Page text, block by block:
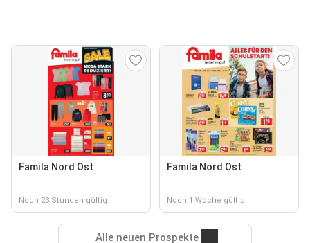
Famila Nord Ost
Noch 23 Stunden gültig
Famila Nord Ost
Noch 1 Woche gültig
Alle neuen Prospekte